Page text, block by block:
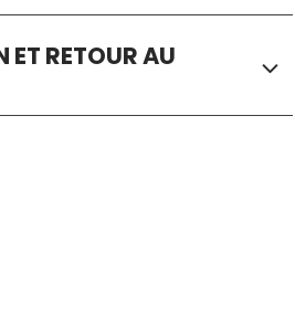
ET RETOUR AU